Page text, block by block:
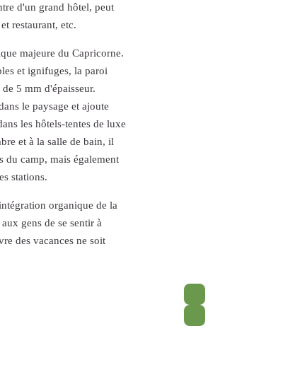
d'un grand hôtel, peut
restaurant, etc.
majeure du Capricorne.
et ignifuges, la paroi
5 mm d'épaisseur.
le paysage et ajoute
les hôtels-tentes de luxe
et à la salle de bain, il
du camp, mais également
stations.
organique de la
gens de se sentir à
des vacances ne soit